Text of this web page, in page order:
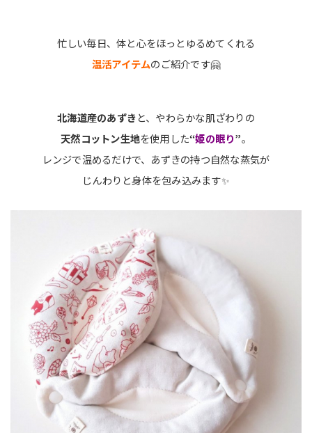
忙しい毎日、体と心をほっとゆるめてくれる
温活アイテムのご紹介です🤗
北海道産のあずきと、やわらかな肌ざわりの
天然コットン生地を使用した“姫の眠り”。
レンジで温めるだけで、あずきの持つ自然な蒸気が
じんわりと身体を包み込みます✨